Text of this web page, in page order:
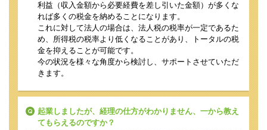
利益（収入金額から必要経費を差し引いた金額）が多くな
れば多くの税金を納めることになります。
これに対して法人の場合は、法人税の税率が一定であるた
め、所得税の税率より低くなることがあり、トータルの税
金を抑えることが可能です。
今の状況を様々な角度から検討し、サポートさせていただ
きます。
起業しましたが、経理の仕方がわかりません、一から教え
てもらえるのですか？